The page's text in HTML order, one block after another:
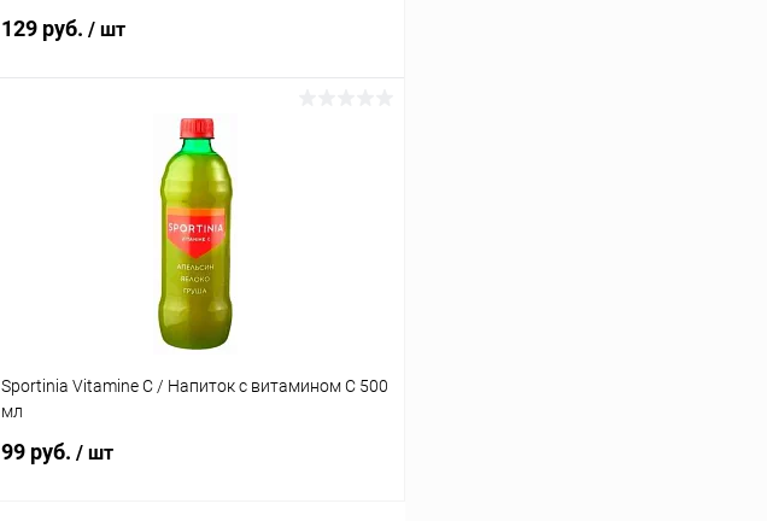
129 руб. / шт
В корзину
Sportinia Vitamine C / Напиток с витамином С 500
мл
99 руб. / шт